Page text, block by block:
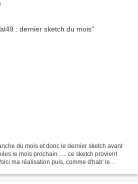
du mois et donc le dernier sketch avant
le mois prochain ..... ce sketch provient
ma réalisation puis, comme d'hab' le